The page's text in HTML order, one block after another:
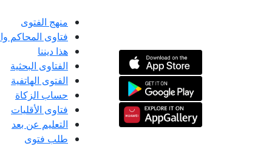
منهج الفتوى
فتاوى المحاكم
هذا ديننا
الفتاوى البحثية
الفتوى الهاتفية
حساب الزكاة
فتاوى الأقليات
التعليم عن بعد
طلب فتوى